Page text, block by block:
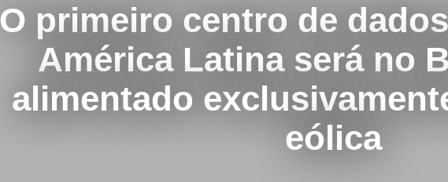
O primeiro centro de
América Latina será no
alimentado
eólica